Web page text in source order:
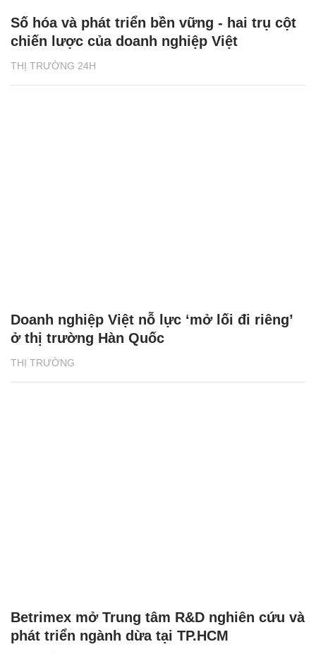
THỊ TRƯỜNG 24H
Số hóa và phát triển bền vững - hai trụ cột
chiến lược của doanh nghiệp Việt
THỊ TRƯỜNG
Doanh nghiệp Việt nỗ lực ‘mở lối đi riêng’
ở thị trường Hàn Quốc
Betrimex mở Trung tâm R&D nghiên cứu và
phát triển ngành dừa tại TP.HCM